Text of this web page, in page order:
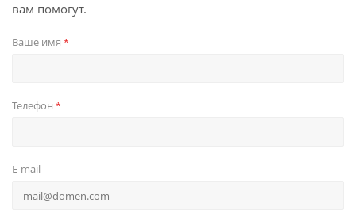
вам помогут.
Ваше имя *
Телефон *
E-mail